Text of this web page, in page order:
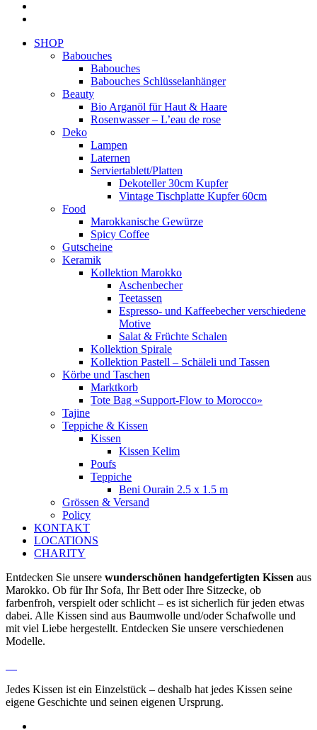
SHOP
Babouches
Babouches
Babouches Schlüsselanhänger
Beauty
Bio Arganöl für Haut & Haare
Rosenwasser – L’eau de rose
Deko
Lampen
Laternen
Serviertablett/Platten
Dekoteller 30cm Kupfer
Vintage Tischplatte Kupfer 60cm
Food
Marokkanische Gewürze
Spicy Coffee
Gutscheine
Keramik
Kollektion Marokko
Aschenbecher
Teetassen
Espresso- und Kaffeebecher verschiedene
Motive
Salat & Früchte Schalen
Kollektion Spirale
Kollektion Pastell – Schäleli und Tassen
Körbe und Taschen
Marktkorb
Tote Bag «Support-Flow to Morocco»
Tajine
Teppiche & Kissen
Kissen
Kissen Kelim
Poufs
Teppiche
Beni Ourain 2.5 x 1.5 m
Grössen & Versand
Policy
KONTAKT
LOCATIONS
CHARITY
Entdecken Sie unsere wunderschönen handgefertigten Kissen aus
Marokko. Ob für Ihr Sofa, Ihr Bett oder Ihre Sitzecke, ob
farbenfroh, verspielt oder schlicht – es ist sicherlich für jeden etwas
dabei. Alle Kissen sind aus Baumwolle und/oder Schafwolle und
mit viel Liebe hergestellt. Entdecken Sie unsere verschiedenen
Modelle.
Jedes Kissen ist ein Einzelstück – deshalb hat jedes Kissen seine
eigene Geschichte und seinen eigenen Ursprung.